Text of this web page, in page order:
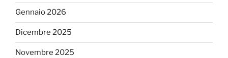
Gennaio 2026
Dicembre 2025
Novembre 2025